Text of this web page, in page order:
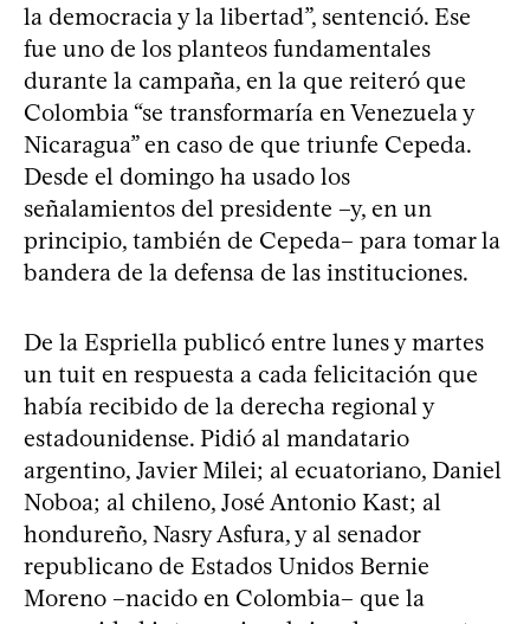
la democracia y la libertad”, sentenció. Ese
fue uno de los planteos fundamentales
durante la campaña, en la que reiteró que
Colombia “se transformaría en Venezuela y
Nicaragua” en caso de que triunfe Cepeda.
Desde el domingo ha usado los
señalamientos del presidente –y, en un
principio, también de Cepeda– para tomar la
bandera de la defensa de las instituciones.
De la Espriella publicó entre lunes y martes
un tuit en respuesta a cada felicitación que
había recibido de la derecha regional y
estadounidense. Pidió al mandatario
argentino, Javier Milei; al ecuatoriano, Daniel
Noboa; al chileno, José Antonio Kast; al
hondureño, Nasry Asfura, y al senador
republicano de Estados Unidos Bernie
Moreno –nacido en Colombia– que la